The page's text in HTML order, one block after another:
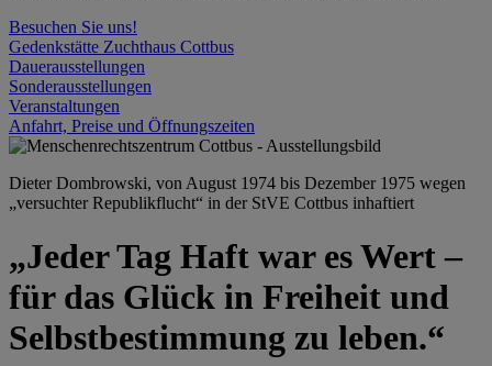
Besuchen Sie uns!
Gedenkstätte Zuchthaus Cottbus
Dauerausstellungen
Sonderausstellungen
Veranstaltungen
Anfahrt, Preise und Öffnungszeiten
Dieter Dombrowski, von August 1974 bis Dezember 1975 wegen
„versuchter Republikflucht“ in der StVE Cottbus inhaftiert
„Jeder Tag Haft war es Wert –
für das Glück in Freiheit und
Selbstbestimmung zu leben.“